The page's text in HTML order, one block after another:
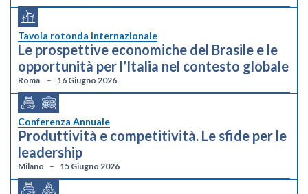
Tavola rotonda internazionale
Le prospettive economiche del Brasile e le
opportunità per l’Italia nel contesto globale
Roma 16 Giugno 2026
Conferenza Annuale
Produttività e competitività. Le sfide per le
leadership
Milano 15 Giugno 2026